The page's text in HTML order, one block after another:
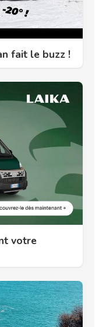
fait le buzz !
votre